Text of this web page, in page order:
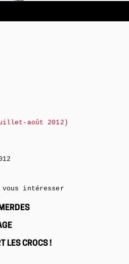
août 2012)
intéresser
LES CROCS !